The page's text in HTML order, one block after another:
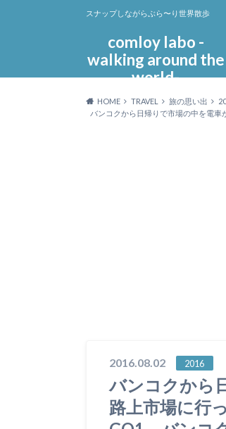
comloy labo -
walking around the
world-
スナップしながらぶら〜り世界散歩
HOME TRAVEL 旅の思い出
バンコクから日帰りで市場の中を電
2016.08.02 2016
バンコクから
路上市場に行